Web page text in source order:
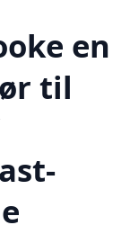
en
til